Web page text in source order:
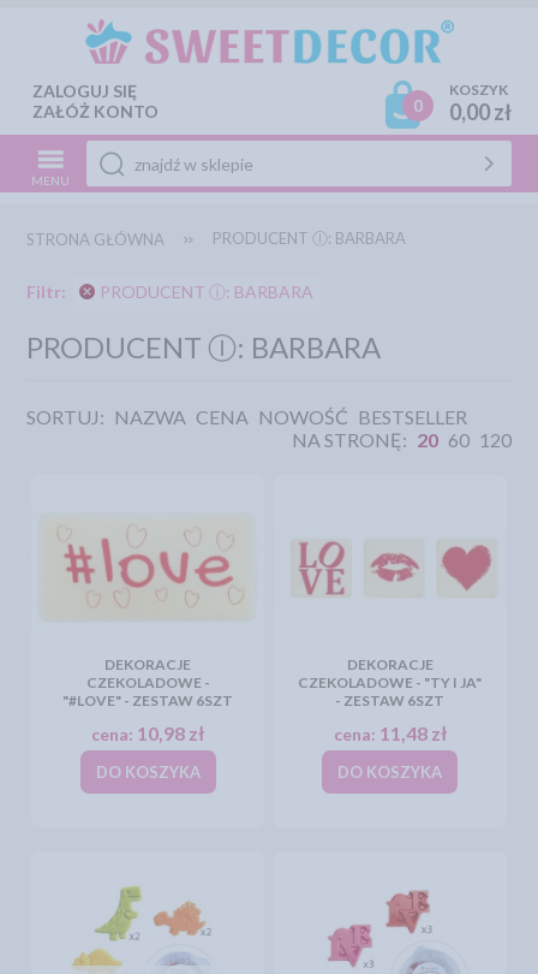
ZALOGUJ SIĘ
ZAŁÓŻ KONTO
0
KOSZYK
0,00 zł
MENU
STRONA GŁÓWNA PRODUCENT Ⓘ: BARBARA
Filtr: PRODUCENT ⓘ: BARBARA
PRODUCENT Ⓘ: BARBARA
SORTUJ: NAZWA CENA NOWOŚĆ BESTSELLER
NA STRONĘ: 20 60 120
DEKORACJE
CZEKOLADOWE -
"#LOVE" - ZESTAW 6SZT
cena: 10,98 zł
DO KOSZYKA
DEKORACJE
CZEKOLADOWE - "TY I JA"
- ZESTAW 6SZT
cena: 11,48 zł
DO KOSZYKA